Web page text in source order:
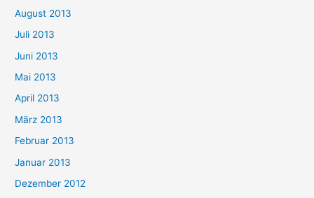
August 2013
Juli 2013
Juni 2013
Mai 2013
April 2013
März 2013
Februar 2013
Januar 2013
Dezember 2012